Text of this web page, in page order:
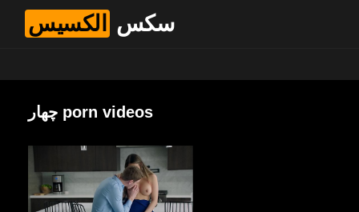
سکس الکسیس
چهار porn videos